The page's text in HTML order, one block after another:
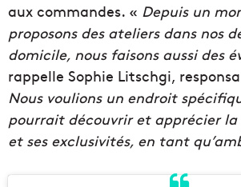
aux commandes. « Depuis un
proposons des ateliers dans nos
domicile, nous faisons aussi des
rappelle Sophie Litschgi,
Nous voulions un endroit
pourrait découvrir et apprécier la
et ses exclusivités, en tant